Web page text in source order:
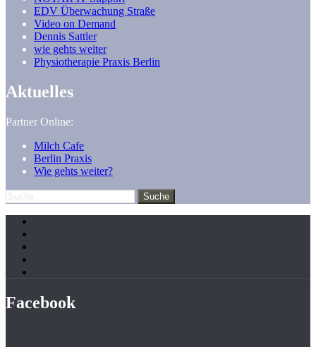
EDV Überwachung Straße
Video on Demand
Dennis Sattler
wie gehts weiter
Physiotherapie Praxis Berlin
Aktuelles
Partner Online:
Milch Cafe
Berlin Praxis
Wie gehts weiter?
Facebook